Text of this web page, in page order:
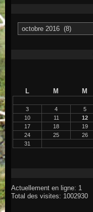
Archives
L
M M
3
4 5
10
11 12
17
18 19
24
25 26
31
Actuellement en ligne: 1
Total des visites: 1002930